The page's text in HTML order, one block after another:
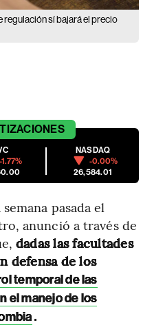
regulación sí bajará el precio
-1.77%
NASDAQ
-0.00%
26,584.01
pasada el
anunció a través de
dadas las facultades
defensa de los
temporal de las
el manejo de los
.